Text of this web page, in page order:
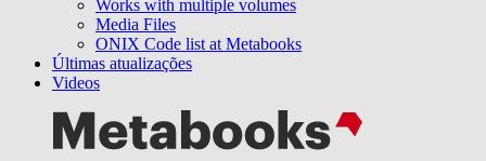
Works with multiple volumes
Media Files
ONIX Code list at Metabooks
Últimas atualizações
Videos